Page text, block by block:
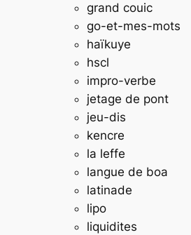
grand couic
go-et-mes-mots
haïkuye
hscl
impro-verbe
jetage de pont
jeu-dis
kencre
la leffe
langue de boa
latinade
lipo
liquidites